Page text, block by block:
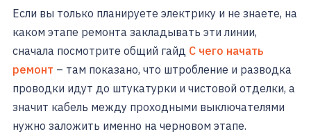
Если вы только планируете электрику и не знаете, на
каком этапе ремонта закладывать эти линии,
сначала посмотрите общий гайд С чего начать
ремонт – там показано, что штробление и разводка
проводки идут до штукатурки и чистовой отделки, а
значит кабель между проходными выключателями
нужно заложить именно на черновом этапе.